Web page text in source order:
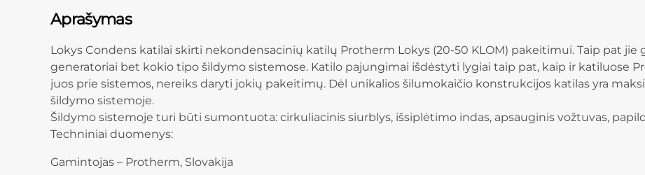
Aprašymas
Lokys Condens katilai skirti nekondensacinių katilų Protherm Lokys (20-50 KLOM) pakeitimui. Taip pat
generatoriai bet kokio tipo šildymo sistemose. Katilo pajungimai išdėstyti lygiai taip pat, kaip ir katiluose
juos prie sistemos, nereiks daryti jokių pakeitimų. Dėl unikalios šilumokaičio konstrukcijos katilas yra
šildymo sistemoje.
Šildymo sistemoje turi būti sumontuota: cirkuliacinis siurblys, išsiplėtimo indas, apsauginis vožtuvas,
Techniniai duomenys:
Gamintojas – Protherm, Slovakija